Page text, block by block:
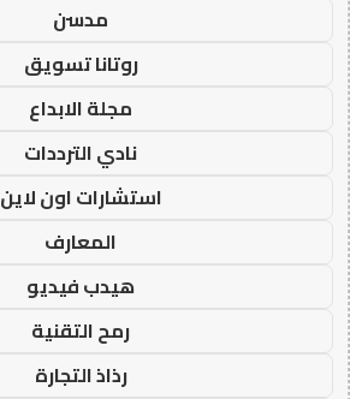
مدسن
روتانا تسويق
مجلة الابداع
نادي الترددات
استشارات اون لاين
المعارف
هيدب فيديو
رمح التقنية
رذاذ التجارة